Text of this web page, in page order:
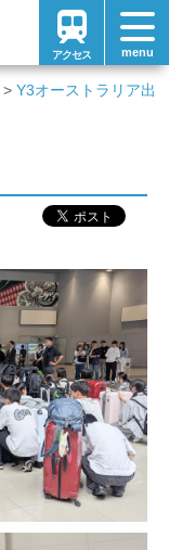
アクセス menu
Y3オーストラリア出